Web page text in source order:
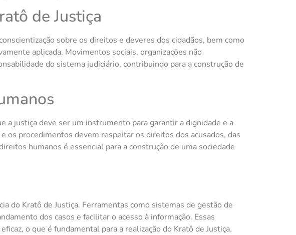
de Justiça
sobre os direitos e deveres dos cidadãos, bem como
aplicada. Movimentos sociais, organizações não
do sistema judiciário, contribuindo para a construção de
a justiça deve ser um instrumento para garantir a dignidade e a
procedimentos devem respeitar os direitos dos acusados, das
humanos é essencial para a construção de uma sociedade
do Kratô de Justiça. Ferramentas como sistemas de gestão de
dos casos e facilitar o acesso à informação. Essas
o que é fundamental para a realização do Kratô de Justiça.